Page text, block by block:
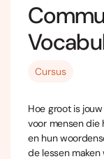
Cursus
Hoe groot is
voor mensen die
en hun
de lessen